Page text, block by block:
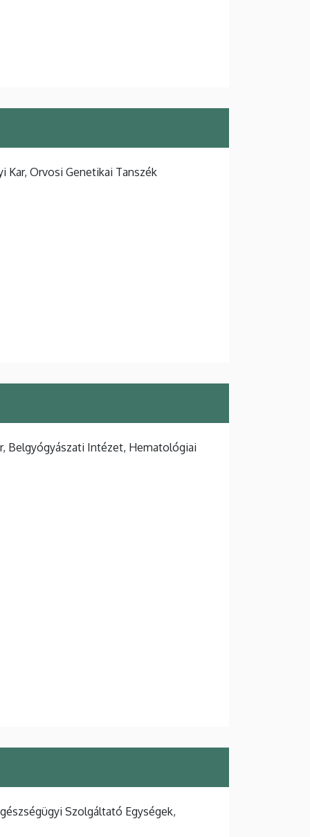
Kar, Orvosi Genetikai Tanszék
Belgyógyászati Intézet, Hematológiai
Szolgáltató Egységek,